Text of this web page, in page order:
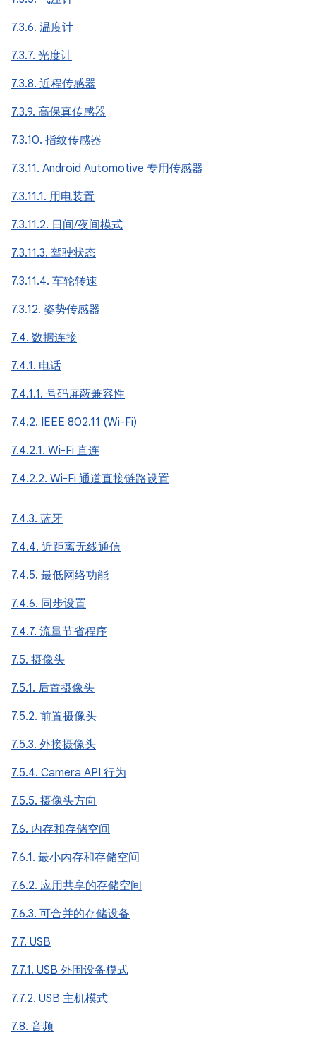
7.3.6. 温度计
7.3.7. 光度计
7.3.8. 近程传感器
7.3.9. 高保真传感器
7.3.10. 指纹传感器
7.3.11. Android Automotive 专用传感器
7.3.11.1. 用电装置
7.3.11.2. 日间/夜间模式
7.3.11.3. 驾驶状态
7.3.11.4. 车轮转速
7.3.12. 姿势传感器
7.4. 数据连接
7.4.1. 电话
7.4.1.1. 号码屏蔽兼容性
7.4.2. IEEE 802.11 (Wi-Fi)
7.4.2.1. Wi-Fi 直连
7.4.2.2. Wi-Fi 通道直接链路设置
7.4.3. 蓝牙
7.4.4. 近距离无线通信
7.4.5. 最低网络功能
7.4.6. 同步设置
7.4.7. 流量节省程序
7.5. 摄像头
7.5.1. 后置摄像头
7.5.2. 前置摄像头
7.5.3. 外接摄像头
7.5.4. Camera API 行为
7.5.5. 摄像头方向
7.6. 内存和存储空间
7.6.1. 最小内存和存储空间
7.6.2. 应用共享的存储空间
7.6.3. 可合并的存储设备
7.7. USB
7.7.1. USB 外围设备模式
7.7.2. USB 主机模式
7.8. 音频